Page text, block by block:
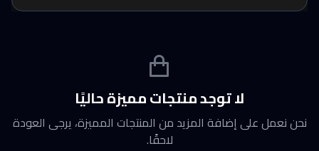
لا توجد منتجات مميزة حاليًا
نحن نعمل على إضافة المزيد من المنتجات المميزة، يرجى العودة
لاحقًا.